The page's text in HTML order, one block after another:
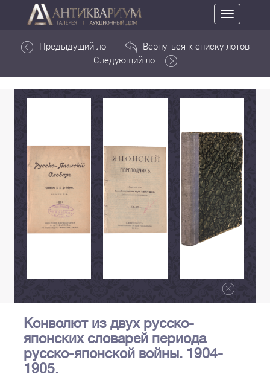
Toggle
navigation
Предыдущий лот
Вернуться к списку лотов
Следующий лот
Конволют из двух русско-
японских словарей периода
русско-японской войны. 1904-
1905.